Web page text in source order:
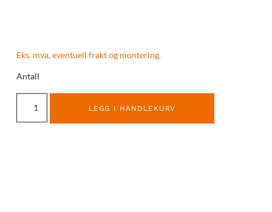
Eks. mva, eventuell frakt og montering.
Antall
LEGG I HANDLEKURV